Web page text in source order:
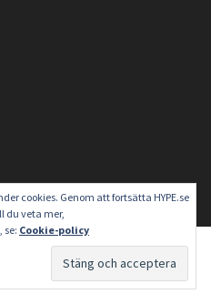
cookies. Genom att fortsätta HYPE.se
du veta mer,
se: Cookie-policy